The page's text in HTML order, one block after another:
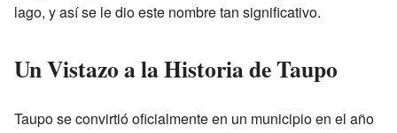
lago, y así se le dio este nombre tan significativo.
Un Vistazo a la Historia de Taupo
Taupo se convirtió oficialmente en un municipio en el año